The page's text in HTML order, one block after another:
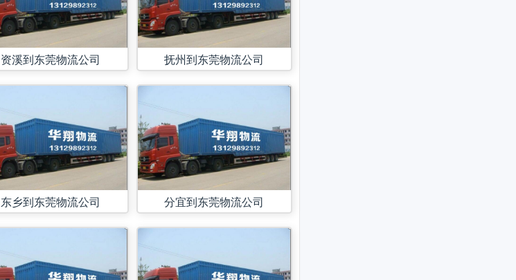
资溪到东莞物流公司
东乡到东莞物流公司
抚州到东莞物流公司
分宜到东莞物流公司